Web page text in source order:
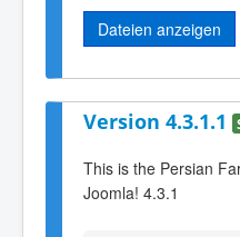
Dateien anzeigen
Version 4.3.1.1
This is the Persian
Joomla! 4.3.1